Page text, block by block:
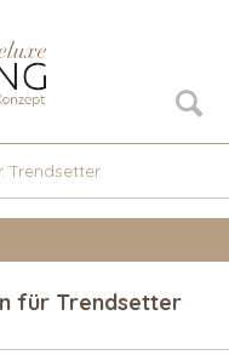
Trendsetter
für Trendsetter